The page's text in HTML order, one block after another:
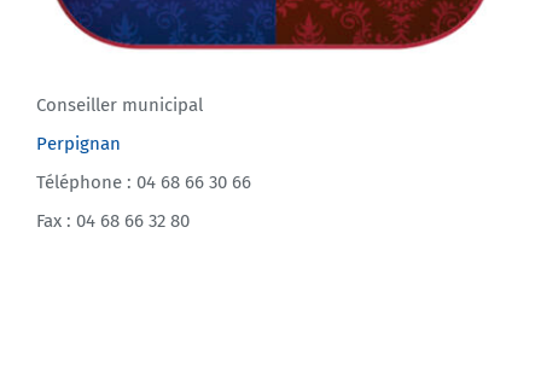
Conseiller municipal
Perpignan
Téléphone : 04 68 66 30 66
Fax : 04 68 66 32 80